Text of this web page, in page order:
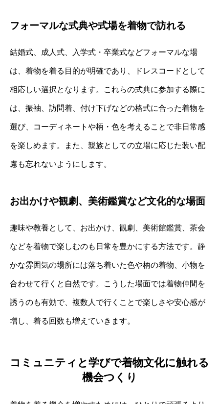
フォーマルな式典や式場を着物で訪れる
結婚式、成人式、入学式・卒業式などフォーマルな場
は、着物を着る目的が明確であり、ドレスコードとして
相応しい選択となります。これらの式典に参加する際に
は、振袖、訪問着、付け下げなどの格式に合った着物を
選び、コーディネートや柄・色を考えることで非日常感
を楽しめます。また、親族としての立場に応じた装い配
慮も忘れないようにします。
お出かけや観劇、美術鑑賞など文化的な場面
趣味や教養として、お出かけ、観劇、美術館鑑賞、茶会
などを着物で楽しむのも日常を豊かにする方法です。静
かな雰囲気の場所には落ち着いた色や柄の着物、小物を
合わせて行くと自然です。こうした場面では着物仲間を
誘うのも有効で、複数人で行くことで楽しさや安心感が
増し、着る回数も増えていきます。
コミュニティと学びで着物文化に触れる
機会つくり